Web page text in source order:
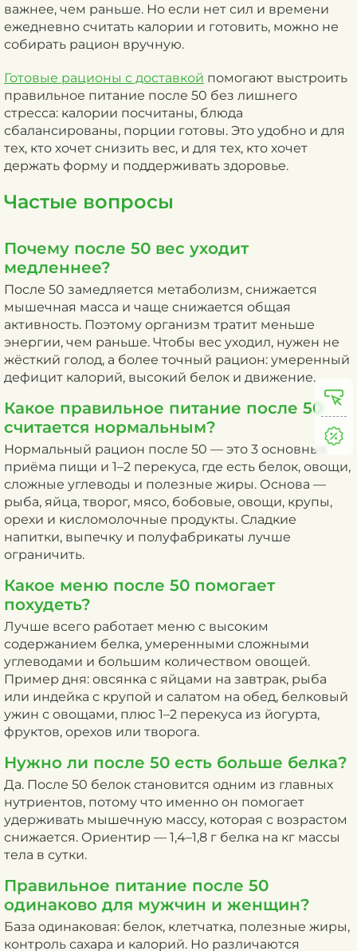
важнее, чем раньше. Но если нет сил и времени
ежедневно считать калории и готовить, можно не
собирать рацион вручную.
Готовые рационы с доставкой помогают выстроить
правильное питание после 50 без лишнего
стресса: калории посчитаны, блюда
сбалансированы, порции готовы. Это удобно и для
тех, кто хочет снизить вес, и для тех, кто хочет
держать форму и поддерживать здоровье.
Частые вопросы
Почему после 50 вес уходит
медленнее?
После 50 замедляется метаболизм, снижается
мышечная масса и чаще снижается общая
активность. Поэтому организм тратит меньше
энергии, чем раньше. Чтобы вес уходил, нужен не
жёсткий голод, а более точный рацион: умеренный
дефицит калорий, высокий белок и движение.
Какое правильное питание после 50
считается нормальным?
Нормальный рацион после 50 — это 3 основных
приёма пищи и 1–2 перекуса, где есть белок, овощи,
сложные углеводы и полезные жиры. Основа —
рыба, яйца, творог, мясо, бобовые, овощи, крупы,
орехи и кисломолочные продукты. Сладкие
напитки, выпечку и полуфабрикаты лучше
ограничить.
Какое меню после 50 помогает
похудеть?
Лучше всего работает меню с высоким
содержанием белка, умеренными сложными
углеводами и большим количеством овощей.
Пример дня: овсянка с яйцами на завтрак, рыба
или индейка с крупой и салатом на обед, белковый
ужин с овощами, плюс 1–2 перекуса из йогурта,
фруктов, орехов или творога.
Нужно ли после 50 есть больше белка?
Да. После 50 белок становится одним из главных
нутриентов, потому что именно он помогает
удерживать мышечную массу, которая с возрастом
снижается. Ориентир — 1,4–1,8 г белка на кг массы
тела в сутки.
Правильное питание после 50
одинаково для мужчин и женщин?
База одинаковая: белок, клетчатка, полезные жиры,
контроль сахара и калорий. Но различаются